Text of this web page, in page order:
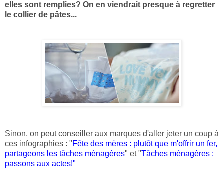
elles sont remplies? On en viendrait presque à regretter
le collier de pâtes...
Sinon, on peut conseiller aux marques d'aller jeter un coup à
ces infographies : "Fête des mères : plutôt que m'offrir un fer,
partageons les tâches ménagères" et "Tâches ménagères :
passons aux actes!"